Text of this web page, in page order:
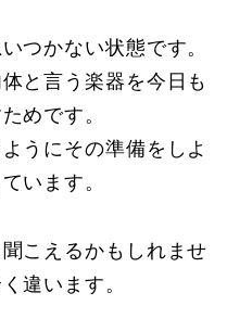
つかない状態です。
と言う楽器を今日も
めです。
うにその準備をしよ
います。
こえるかもしれませ
違います。